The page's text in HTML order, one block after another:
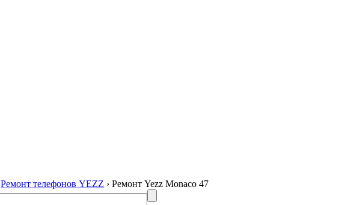
Ремонт телефонов YEZZ › Ремонт Yezz Monaco 47